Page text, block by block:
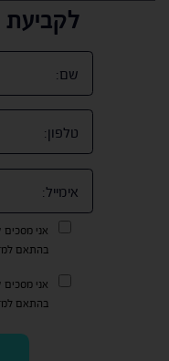
לקביעת
אני
בהתאם
אני
בהתאם